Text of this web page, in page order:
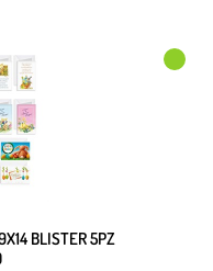
BLISTER 5PZ